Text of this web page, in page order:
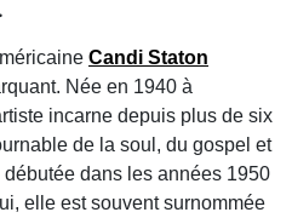
Candi Staton
Née en 1940 à
incarne depuis plus de six
de la soul, du gospel et
dans les années 1950
elle est souvent surnommée